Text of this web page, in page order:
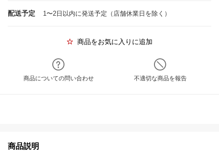
配送予定 1〜2日以内に発送予定（店舗休業日を除く）
商品をお気に入りに追加
商品についての問い合わせ 不適切な商品を報告
商品説明